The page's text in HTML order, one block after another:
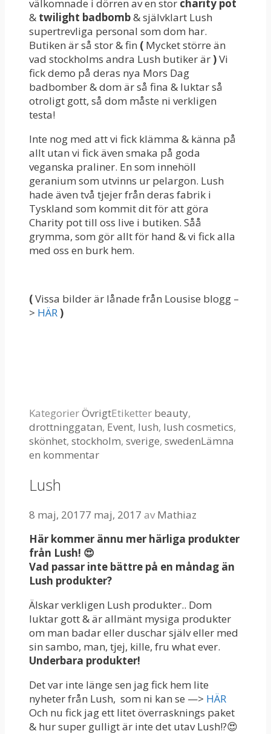
välkomnade i dörren av en stor charity pot
& twilight badbomb& självklart Lush
supertrevliga personal som dom har.
Butiken är så stor & fin ( Mycket större än
vad stockholms andra Lush butiker är )Vi
fick demo på deras nya Mors Dag
badbomber & dom är så fina & luktar så
otroligt gott, så dom måste ni verkligen
testa!
Inte nog med att vi fick klämma & känna på
allt utan vi fick även smaka på goda
veganska praliner. En som innehöll
geranium som utvinns ur pelargon. Lush
hade även två tjejer från deras fabrik i
Tyskland som kommit dit för att göra
Charity pot till oss live i butiken. Såå
grymma, som gör allt för hand & vi fick alla
med oss en burk hem.
(Vissa bilder är lånade från Lousise blogg –
> HÄR )
KategorierÖvrigtEtiketter beauty,
drottninggatan, Event, lush, lush cosmetics,
skönhet, stockholm, sverige, swedenLämna
en kommentar
Lush
8 maj, 20177 maj, 2017 avMathiaz
Här kommer ännu mer härliga produkter
från Lush! 😍
Vad passar inte bättre på en måndag än
Lush produkter?
Älskar verkligen Lush produkter.. Dom
luktar gott & är allmänt mysiga produkter
om man badar eller duschar själv eller med
sin sambo, man, tjej, kille, fru what ever.
Underbara produkter!
Det var inte länge sen jag fick hem lite
nyheter från Lush, som ni kan se —> HÄR
Och nu fick jag ett litet överrasknings paket
& hur super gulligt är inte det utav Lush!?😍